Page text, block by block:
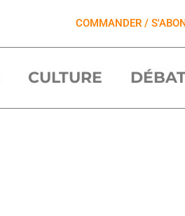
COMMANDER /
CULTURE